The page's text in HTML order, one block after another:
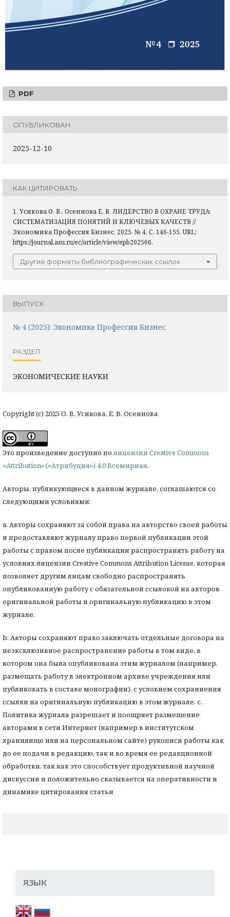
PDF
ОПУБЛИКОВАН
2025-12-10
КАК ЦИТИРОВАТЬ
1. Усикова О. В., Осеннова Е. В. ЛИДЕРСТВО В ОХРАНЕ ТРУДА:
СИСТЕМАТИЗАЦИЯ ПОНЯТИЙ И КЛЮЧЕВЫХ КАЧЕСТВ //
Экономика Профессия Бизнес, 2025. № 4. С. 146-155. URL:
https://journal.asu.ru/ec/article/view/epb202566.
Другие форматы библиографических ссылок
ВЫПУСК
№ 4 (2025): Экономика Профессия Бизнес
РАЗДЕЛ
ЭКОНОМИЧЕСКИЕ НАУКИ
Copyright (c) 2025 О. В. Усикова, Е. В. Осеннова
Это произведение доступно полицензии Creative Commons
«Attribution» («Атрибуция») 4.0 Всемирная.
Авторы, публикующиеся в данном журнале, соглашаются со
следующими условиями:
a. Авторы сохраняют за собой права на авторство своей работы
и предоставляют журналу право первой публикации этой
работы с правом после публикации распространять работу на
условиях лицензии Creative Commons Attribution License, которая
позволяет другим лицам свободно распространять
опубликованную работу с обязательной ссылокой на авторов
оригинальной работы и оригинальную публикацию в этом
журнале.
b. Авторы сохраняют право заключать отдельные договора на
неэксклюзивное распространение работы в том виде, в
котором она была опубликована этим журналом (например,
размещать работу в электронном архиве учреждения или
публиковать в составе монографии), с условием сохраниения
ссылки на оригинальную публикацию в этом журнале. с.
Политика журнала разрешает и поощряет размещение
авторами в сети Интернет (например в институтском
хранилище или на персональном сайте) рукописи работы как
до ее подачи в редакцию, так и во время ее редакционной
обработки, так как это способствует продуктивной научной
дискуссии и положительно сказывается на оперативности и
динамике цитирования статьи
ЯЗЫК